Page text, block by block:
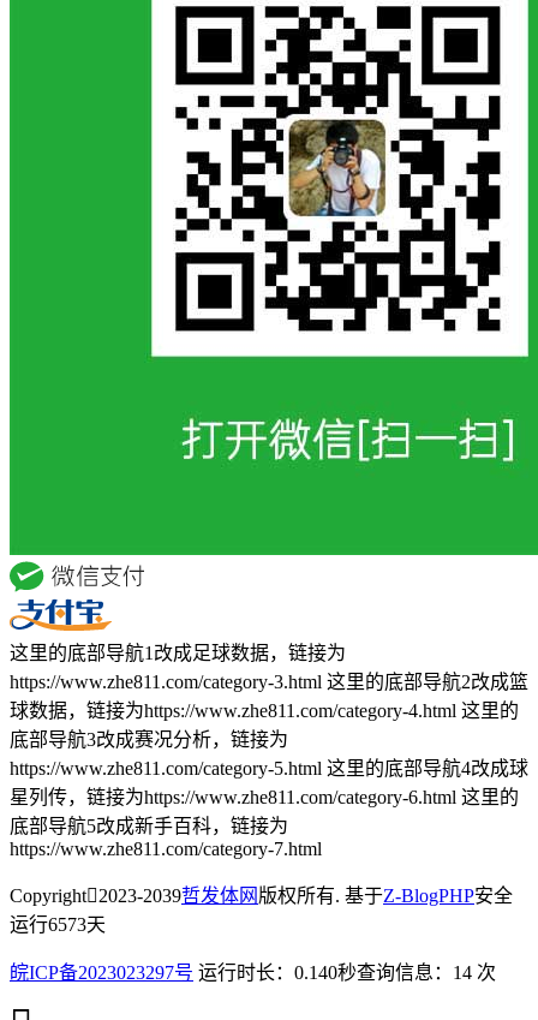
这里的底部导航1改成足球数据，链接为
https://www.zhe811.com/category-3.html 这里的底部导航2改成篮
球数据，链接为https://www.zhe811.com/category-4.html 这里的
底部导航3改成赛况分析，链接为
https://www.zhe811.com/category-5.html 这里的底部导航4改成球
星列传，链接为https://www.zhe811.com/category-6.html 这里的
底部导航5改成新手百科，链接为
https://www.zhe811.com/category-7.html
Copyright 2023-2039哲发体网 版权所有. 基于Z-BlogPHP安全
运行6573天
皖ICP备2023023297号 运行时长：0.140秒查询信息：14 次